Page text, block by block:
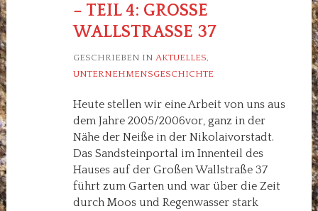
– TEIL 4: GROSSE W
ALLSTRASSE 37
GESCHRIEBEN IN AKTUELLES,
UNTERNEHMENSGESCHICHTE
Heute stellen wir eine Arbeit von uns aus
dem Jahre 2005/2006vor, ganz in der
Nähe der Neiße in der Nikolaivorstadt.
Das Sandsteinportal im Innenteil des
Hauses auf der Großen Wallstraße 37
führt zum Garten und war über die Zeit
durch Moos und Regenwasser stark